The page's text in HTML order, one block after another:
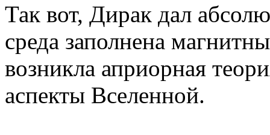
Так вот, Дирак дал
среда заполнена
возникла априорная
аспекты Вселенной.